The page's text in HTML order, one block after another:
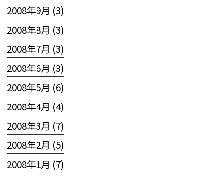
2008年9月 (3)
2008年8月 (3)
2008年7月 (3)
2008年6月 (3)
2008年5月 (6)
2008年4月 (4)
2008年3月 (7)
2008年2月 (5)
2008年1月 (7)